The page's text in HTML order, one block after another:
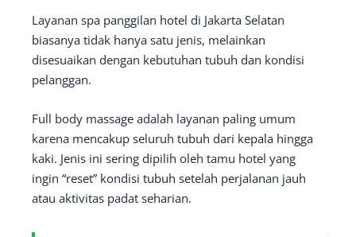
Layanan spa panggilan hotel di Jakarta Selatan
biasanya tidak hanya satu jenis, melainkan
disesuaikan dengan kebutuhan tubuh dan kondisi
pelanggan.
Full body massage adalah layanan paling umum
karena mencakup seluruh tubuh dari kepala hingga
kaki. Jenis ini sering dipilih oleh tamu hotel yang
ingin “reset” kondisi tubuh setelah perjalanan jauh
atau aktivitas padat seharian.